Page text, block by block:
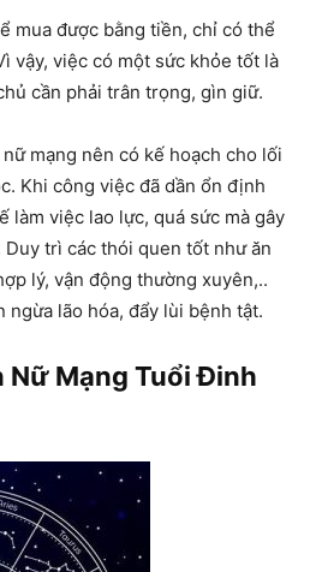
mua được bằng tiền, chỉ có thể
vậy, việc có một sức khỏe tốt là
cần phải trân trọng, gìn giữ.
mạng nên có kế hoạch cho lối
Khi công việc đã dần ổn định
làm việc lao lực, quá sức mà gây
trì các thói quen tốt như ăn
lý, vận động thường xuyên,..
ngừa lão hóa, đẩy lùi bệnh tật.
Nữ Mạng Tuổi Đinh